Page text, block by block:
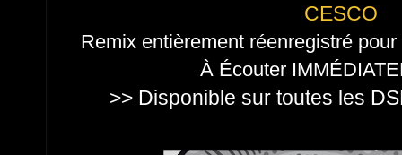
CESCO
Remix entièrement réenregistré
À Écouter
>> Disponible sur toutes les